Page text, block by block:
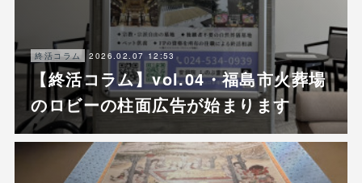
終活コラム 2026.02.07 12:53
【終活コラム】vol.04・福島市火葬場
のロビーの柱面広告が始まります